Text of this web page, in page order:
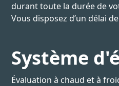
durant toute la durée de
Vous disposez d’un délai
Système
Évaluation à chaud et à